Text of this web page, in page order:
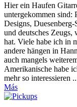
Hier ein Haufen
untergekommen sind:
Designs,
und deutsches
hat. Viele habe ich in
andere hängen in
auch mangels
Amerikanische habe
mehr so interessieren
Más